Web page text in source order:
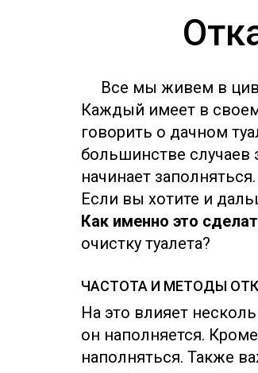
Все мы живем в
Каждый имеет в
говорить о дачном
большинстве случаев
начинает
Если вы хотите и
Как именно это
очистку туалета?
ЧАСТОТА И МЕТОДЫ
На это влияет
он наполняется.
наполняться. Также